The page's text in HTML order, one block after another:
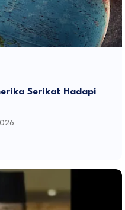
Serikat Hadapi